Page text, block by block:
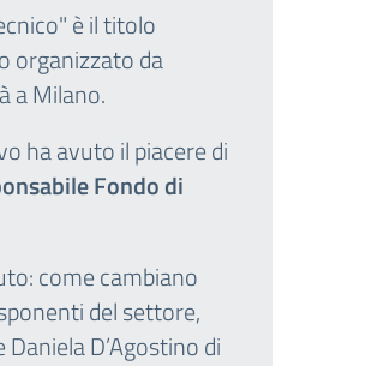
è il titolo
organizzato da
a Milano.
ha avuto il piacere di
Fondo di
come cambiano
del settore,
D’Agostino di